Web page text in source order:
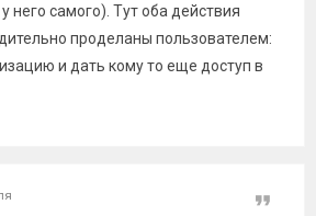
него самого). Тут оба действия
проделаны пользователем:
и дать кому то еще доступ в
Цитата